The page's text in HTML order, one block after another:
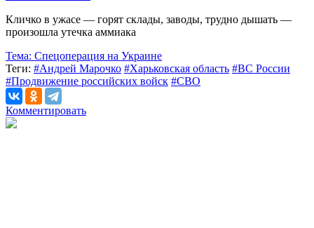
Кличко в ужасе — горят склады, заводы, трудно дышать —
произошла утечка аммиака
Тема: Спецоперация на Украине
Теги: #Андрей Марочко #Харьковская область #ВС России
#Продвижение российских войск #СВО
Комментировать